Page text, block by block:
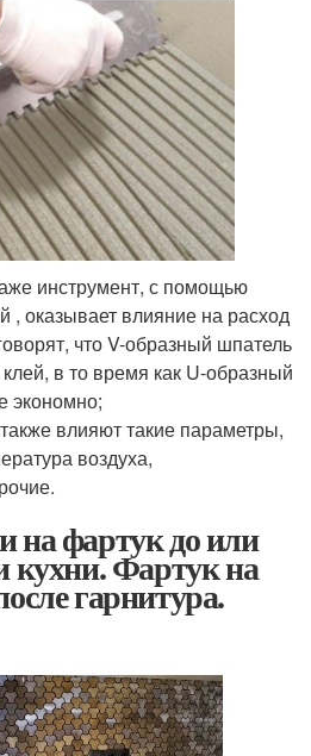
инструмент, с помощью
, оказывает влияние на расход
что V-образный шпатель
в то время как U-образный
экономно;
влияют такие параметры,
воздуха,
на фартук до или
кухни. Фартук на
гарнитура.